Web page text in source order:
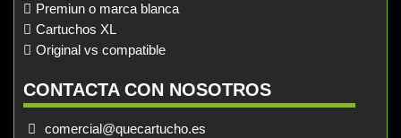
Premiun o marca blanca
Cartuchos XL
Original vs compatible
CONTACTA CON NOSOTROS
comercial@quecartucho.es